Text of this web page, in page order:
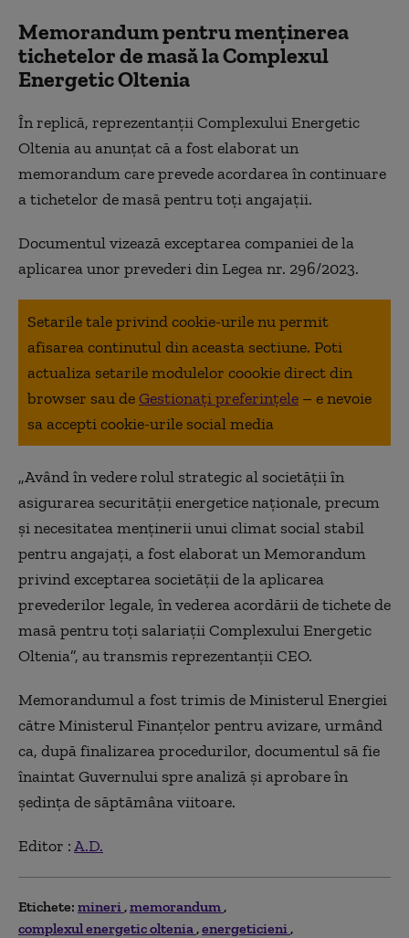
Memorandum pentru menținerea
tichetelor de masă la Complexul
Energetic Oltenia
În replică, reprezentanții Complexului Energetic
Oltenia au anunțat că a fost elaborat un
memorandum care prevede acordarea în continuare
a tichetelor de masă pentru toți angajații.
Documentul vizează exceptarea companiei de la
aplicarea unor prevederi din Legea nr. 296/2023.
Setarile tale privind cookie-urile nu permit
afisarea continutul din aceasta sectiune. Poti
actualiza setarile modulelor coookie direct din
browser sau deGestionați preferințele – e nevoie
sa accepti cookie-urile social media
„Având în vedere rolul strategic al societății în
asigurarea securității energetice naționale, precum
și necesitatea menținerii unui climat social stabil
pentru angajați, a fost elaborat un Memorandum
privind exceptarea societății de la aplicarea
prevederilor legale, în vederea acordării de tichete de
masă pentru toți salariații Complexului Energetic
Oltenia”, au transmis reprezentanții CEO.
Memorandumul a fost trimis de Ministerul Energiei
către Ministerul Finanțelor pentru avizare, urmând
ca, după finalizarea procedurilor, documentul să fie
înaintat Guvernului spre analiză și aprobare în
ședința de săptămâna viitoare.
Editor :A.D.
Etichete: mineri memorandum
complexul energetic oltenia energeticieni